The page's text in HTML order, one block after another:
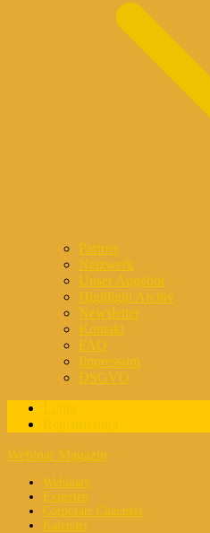
Partner
Netzwerk
Unser Angebot
Highlight Archiv
Newsletter
Kontakt
FAQ
Impressum
DSGVO
Webinar Magazin
Webinare
Experten
Corporate Channels
Kalender